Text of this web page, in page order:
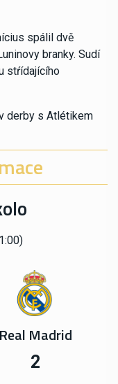
spálil dvě
branky. Sudí
stŕídajícího
derby s Atlétikem
Real Madrid
2